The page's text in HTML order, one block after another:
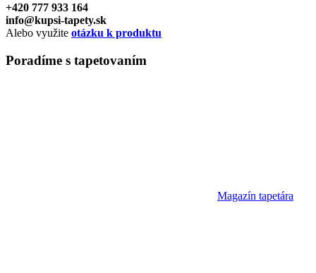
+420 777 933 164
info@kupsi-tapety.sk
Alebo využite otázku k produktu
Poradíme s tapetovaním
Magazín tapetára